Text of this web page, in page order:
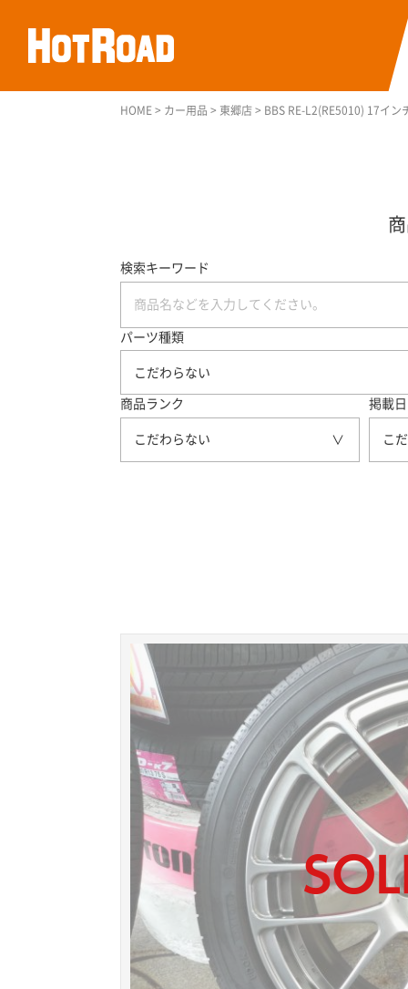
HOME > カー用品 > 東郷店 > BBS RE-L2(RE5010) 17イ
検索キーワード
パーツ種類
こだわらない
商品ランク
こだわらない
掲載日
こ